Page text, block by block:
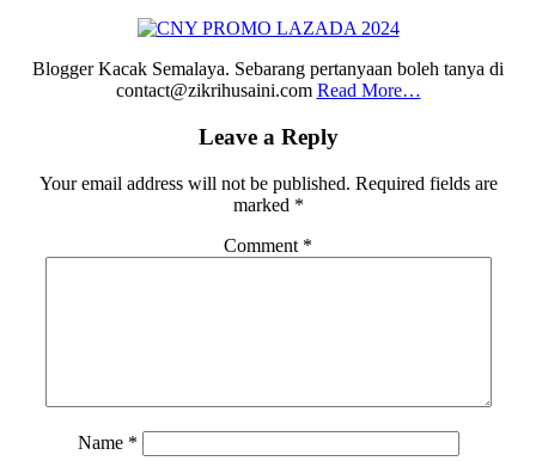
Blogger Kacak Semalaya. Sebarang pertanyaan boleh tanya di
contact@zikrihusaini.com Read More…
Leave a Reply
Your email address will not be published. Required fields are
marked *
Comment *
Name *